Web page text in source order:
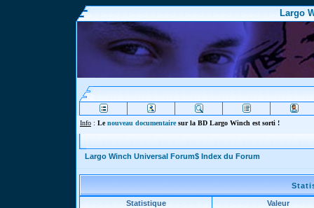
Largo
Info : Lenouveau documentairesur la BD Largo Winch est sorti !
Largo Winch Universal Forum$ Index du Forum
Statistique
Valeur